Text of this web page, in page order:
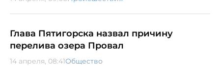
Глава Пятигорска назвал причину
перелива озера Провал
14 апреля, 08:41Общество